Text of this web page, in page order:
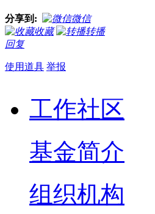
分享到:
微信
收藏
转播
回复
使用道具 举报
工作社区
基金简介
组织机构